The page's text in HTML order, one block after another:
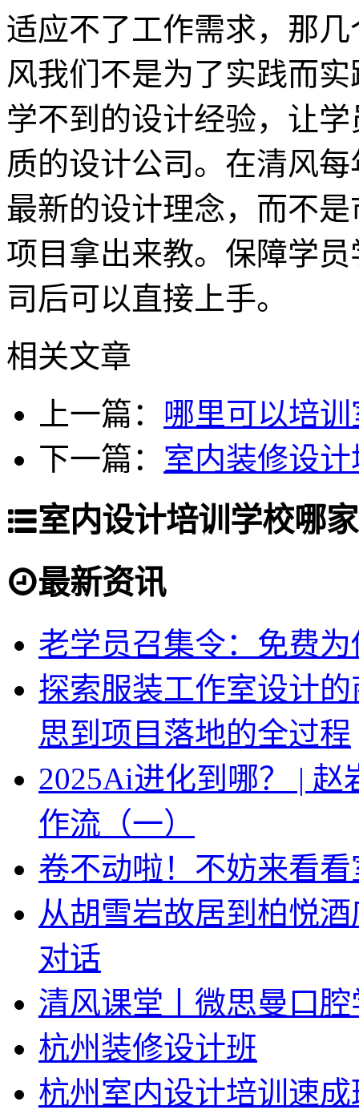
适应不了工作需求，那
风我们不是为了实践而
学不到的设计经验，让
质的设计公司。在清风
最新的设计理念，而不
项目拿出来教。保障学
司后可以直接上手。
相关文章
上一篇： 哪里可以培
下一篇： 室内装修设
室内设计培训学校哪
最新资讯
老学员召集令：免费
探索服装工作室设计
思到项目落地的全过程
2025Ai进化到哪？ |
作流（一）
卷不动啦！不妨来看
从胡雪岩故居到柏悦
对话
清风课堂丨微思曼口
杭州装修设计班
杭州室内设计培训速成